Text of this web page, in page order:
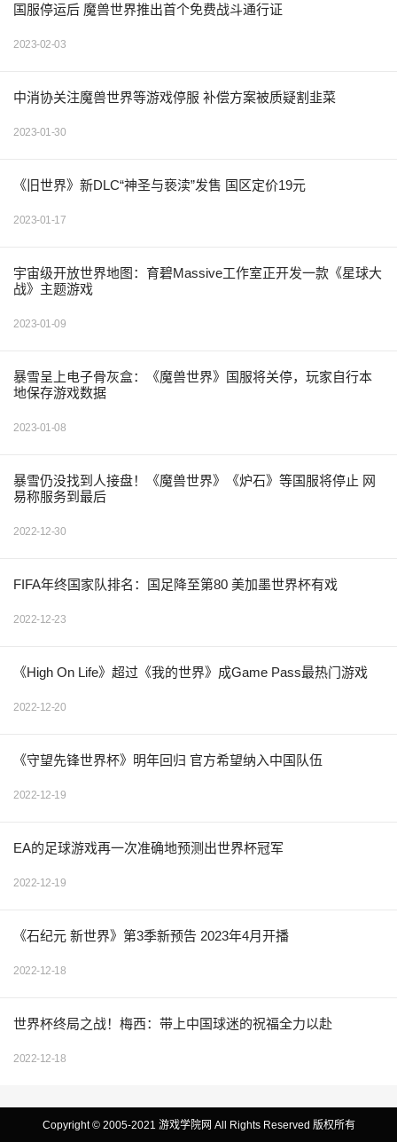
国服停运后 魔兽世界推出首个免费战斗通行证
2023-02-03
中消协关注魔兽世界等游戏停服 补偿方案被质疑割韭菜
2023-01-30
《旧世界》新DLC“神圣与亵渎”发售 国区定价19元
2023-01-17
宇宙级开放世界地图：育碧Massive工作室正开发一款《星球大
战》主题游戏
2023-01-09
暴雪呈上电子骨灰盒：《魔兽世界》国服将关停，玩家自行本
地保存游戏数据
2023-01-08
暴雪仍没找到人接盘！《魔兽世界》《炉石》等国服将停止 网
易称服务到最后
2022-12-30
FIFA年终国家队排名：国足降至第80 美加墨世界杯有戏
2022-12-23
《High On Life》超过《我的世界》成Game Pass最热门游戏
2022-12-20
《守望先锋世界杯》明年回归 官方希望纳入中国队伍
2022-12-19
EA的足球游戏再一次准确地预测出世界杯冠军
2022-12-19
《石纪元 新世界》第3季新预告 2023年4月开播
2022-12-18
世界杯终局之战！梅西：带上中国球迷的祝福全力以赴
2022-12-18
Copyright © 2005-2021 游戏学院网 All Rights Reserved 版权所有